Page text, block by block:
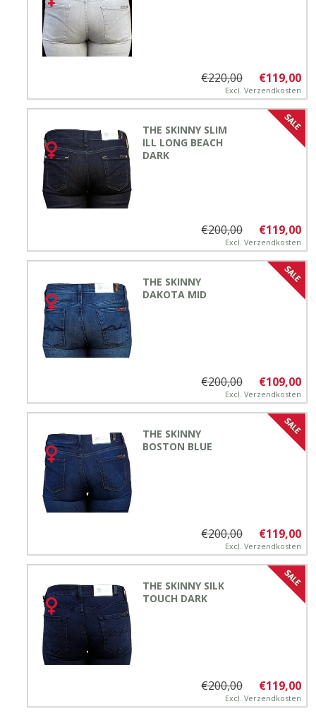
€119,00
€220,00
Excl. Verzendkosten
THE SKINNY SLIM
ILL LONG BEACH
DARK
€119,00
€200,00
Excl. Verzendkosten
THE SKINNY
DAKOTA MID
€109,00
€200,00
Excl. Verzendkosten
THE SKINNY
BOSTON BLUE
€119,00
€200,00
Excl. Verzendkosten
THE SKINNY SILK
TOUCH DARK
€119,00
€200,00
Excl. Verzendkosten